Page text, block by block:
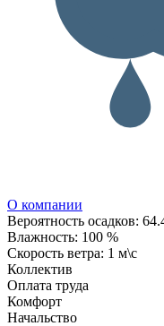
О компании
Вероятность осадков:
Влажность: 100 %
Скорость ветра: 1 м\с
Коллектив
Оплата труда
Комфорт
Начальство